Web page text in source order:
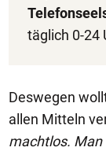
täglich 0-24
Deswegen
allen Mitteln
machtlos.